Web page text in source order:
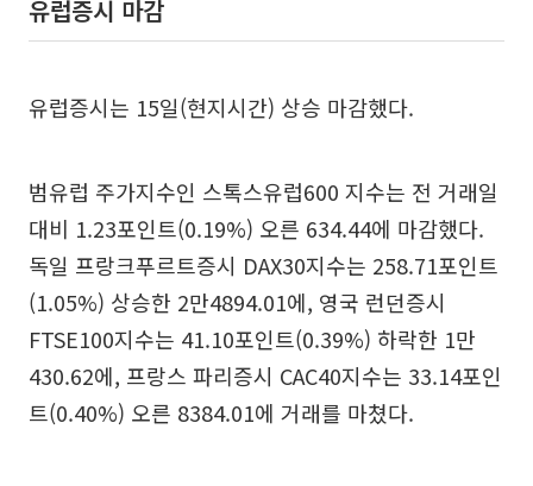
유럽증시 마감
유럽증시는 15일(현지시간) 상승 마감했다.
범유럽 주가지수인 스톡스유럽600 지수는 전 거래일
대비 1.23포인트(0.19%) 오른 634.44에 마감했다.
독일 프랑크푸르트증시 DAX30지수는 258.71포인트
(1.05%) 상승한 2만4894.01에, 영국 런던증시
FTSE100지수는 41.10포인트(0.39%) 하락한 1만
430.62에, 프랑스 파리증시 CAC40지수는 33.14포인
트(0.40%) 오른 8384.01에 거래를 마쳤다.